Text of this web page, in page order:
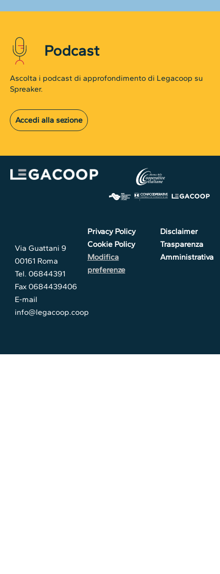
Podcast
Ascolta i podcast di approfondimento di Legacoop su
Spreaker.
Accedi alla sezione
Via Guattani 9
00161 Roma
Tel. 06844391
Fax 0684439406
E-mail
info@legacoop.coop
Privacy Policy
Cookie Policy
Modifica
preferenze
Disclaimer
Trasparenza
Amministrativa